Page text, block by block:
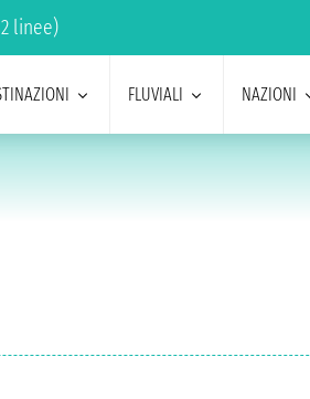
linee)
FLUVIALI NAZIONI